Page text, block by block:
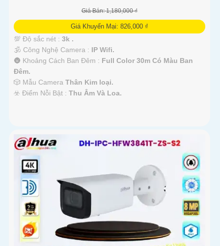
Giá Bán: 1,180,000 ₫
Giá Khuyến Mại: 826,000 ₫
💯 Độ sắc nét : 3k .
🕉️ Công Nghệ Camera : IP Wifi.
🌚 Khoảng Cách Ban Đêm : Full Color 30m Có Màu Ban
Ðêm.
🎲 Mẫu Camera Thân Kim loại.
️☣️ Điểm Nỗi Bật : Thu Âm Và Loa.